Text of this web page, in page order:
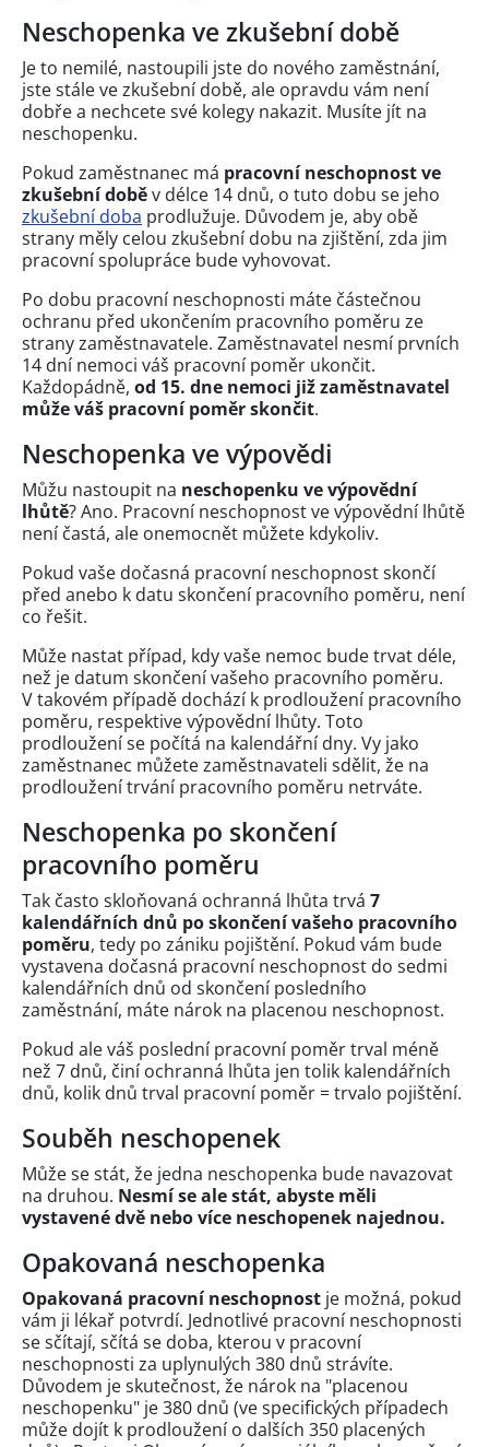
Neschopenka ve zkušební době
Je to nemilé, nastoupili jste do nového zaměstnání,
jste stále ve zkušební době, ale opravdu vám není
dobře a nechcete své kolegy nakazit. Musíte jít na
neschopenku.
Pokud zaměstnanec má pracovní neschopnost ve
zkušební doběv délce 14 dnů, o tuto dobu se jeho
zkušební doba prodlužuje. Důvodem je, aby obě
strany měly celou zkušební dobu na zjištění, zda jim
pracovní spolupráce bude vyhovovat.
Po dobu pracovní neschopnosti máte částečnou
ochranu před ukončením pracovního poměru ze
strany zaměstnavatele. Zaměstnavatel nesmí prvních
14 dní nemoci váš pracovní poměr ukončit.
Každopádně, od 15. dne nemoci již zaměstnavatel
může váš pracovní poměr skončit.
Neschopenka ve výpovědi
Můžu nastoupit na neschopenku ve výpovědní
lhůtě? Ano. Pracovní neschopnost ve výpovědní lhůtě
není častá, ale onemocnět můžete kdykoliv.
Pokud vaše dočasná pracovní neschopnost skončí
před anebo k datu skončení pracovního poměru, není
co řešit.
Může nastat případ, kdy vaše nemoc bude trvat déle,
než je datum skončení vašeho pracovního poměru.
V takovém případě dochází k prodloužení pracovního
poměru, respektive výpovědní lhůty. Toto
prodloužení se počítá na kalendářní dny. Vy jako
zaměstnanec můžete zaměstnavateli sdělit, že na
prodloužení trvání pracovního poměru netrváte.
Neschopenka po skončení
pracovního poměru
Tak často skloňovaná ochranná lhůta trvá 7
kalendářních dnů po skončení vašeho pracovního
poměru, tedy po zániku pojištění. Pokud vám bude
vystavena dočasná pracovní neschopnost do sedmi
kalendářních dnů od skončení posledního
zaměstnání, máte nárok na placenou neschopnost.
Pokud ale váš poslední pracovní poměr trval méně
než 7 dnů, činí ochranná lhůta jen tolik kalendářních
dnů, kolik dnů trval pracovní poměr = trvalo pojištění.
Souběh neschopenek
Může se stát, že jedna neschopenka bude navazovat
na druhou. Nesmí se ale stát, abyste měli
vystavené dvě nebo více neschopenek najednou.
Opakovaná neschopenka
Opakovaná pracovní neschopnost je možná, pokud
vám ji lékař potvrdí. Jednotlivé pracovní neschopnosti
se sčítají, sčítá se doba, kterou v pracovní
neschopnosti za uplynulých 380 dnů strávíte.
Důvodem je skutečnost, že nárok na "placenou
neschopenku" je 380 dnů (ve specifických případech
může dojít k prodloužení o dalších 350 placených